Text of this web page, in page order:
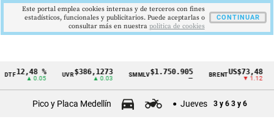
Cintillo
12,48 %
▲ 0.05
UVR$386,1273
▲ 0.03
SMMLV $1.750.905 BRENTUS$73,48
▼ 1.12
Pico y Placa Medellín Jueves 3 y 6 3 y 6
Este portal emplea cookies internas y de terceros con fines
estadísticos, funcionales y publicitarios. Puede aceptarlas o
consultar más en nuestra politica de cookies
CONTINUAR